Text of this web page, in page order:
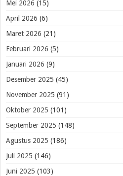
Mei 2026 (15)
April 2026 (6)
Maret 2026 (21)
Februari 2026 (5)
Januari 2026 (9)
Desember 2025 (45)
November 2025 (91)
Oktober 2025 (101)
September 2025 (148)
Agustus 2025 (186)
Juli 2025 (146)
Juni 2025 (103)